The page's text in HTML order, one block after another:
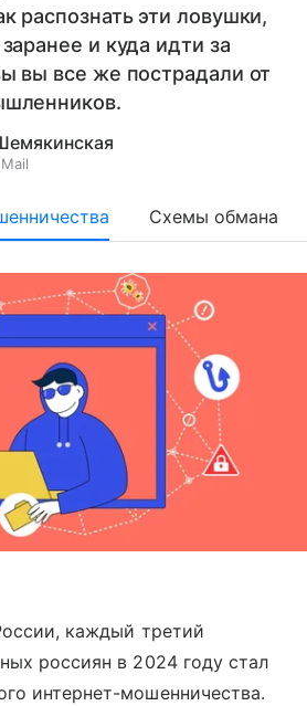
распознать эти ловушки,
и куда идти за
вы все же пострадали от
Схемы обмана
каждый третий
россиян в 2024 году стал
интернет-мошенничества.